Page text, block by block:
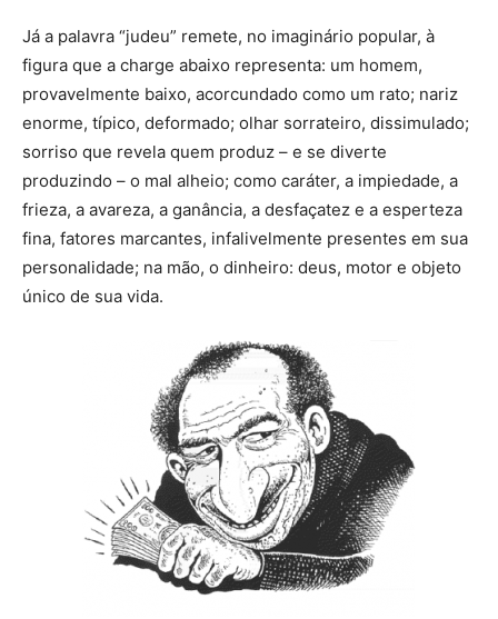
Já a palavra “judeu” remete, no imaginário popular, à
figura que a charge abaixo representa: um homem,
provavelmente baixo, acorcundado como um rato; nariz
enorme, típico, deformado; olhar sorrateiro, dissimulado;
sorriso que revela quem produz – e se diverte
produzindo – o mal alheio; como caráter, a impiedade, a
frieza, a avareza, a ganância, a desfaçatez e a esperteza
fina, fatores marcantes, infalivelmente presentes em sua
personalidade; na mão, o dinheiro: deus, motor e objeto
único de sua vida.